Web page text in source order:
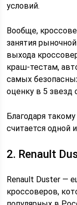
условий.
Вообще,
занятия
выхода
краш-тестам,
самых
оценку в 5 звезд
Благодаря
считается одной
2. Renault
Renault Duster —
кроссоверов,